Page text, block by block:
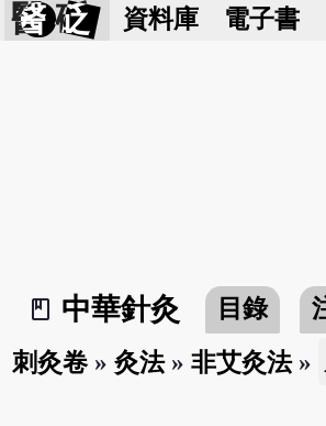
醫 砭 資料庫 電子書
book_2
中華針灸 目錄
刺灸卷 »灸法»非艾灸法»